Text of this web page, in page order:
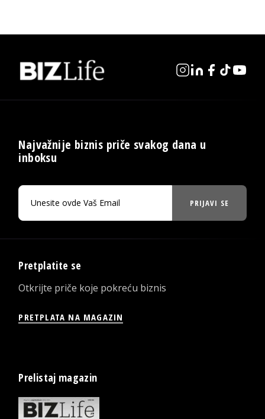
Najvažnije biznis priče svakog dana u
inboksu
PRIJAVI SE
Pretplatite se
Otkrijte priče koje pokreću biznis
PRETPLATA NA MAGAZIN
Prelistaj magazin